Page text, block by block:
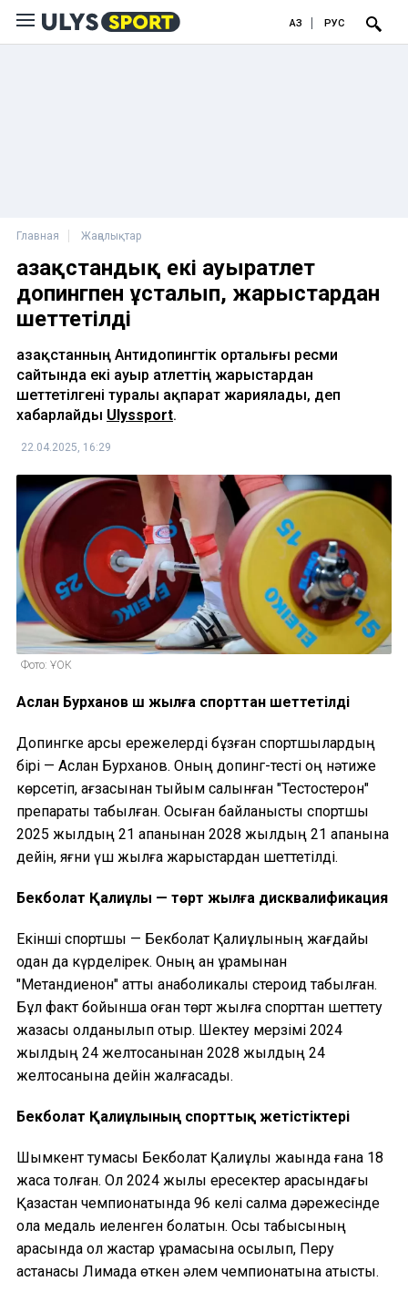
ҚАЗ РУС
Главная Жаңалықтар
Қазақстандық екі ауыратлет
допингпен ұсталып, жарыстардан
шеттетілді
Қазақстанның Антидопингтік орталығы ресми
сайтында екі ауыр атлеттің жарыстардан
шеттетілгені туралы ақпарат жариялады, деп
хабарлайды Ulyssport.
22.04.2025, 16:29
Фото: ҰОК
Аслан Бурханов үш жылға спорттан шеттетілді
Допингке қарсы ережелерді бұзған спортшылардың
бірі — Аслан Бурханов. Оның допинг-тесті оң нәтиже
көрсетіп, ағзасынан тыйым салынған "Тестостерон"
препараты табылған. Осыған байланысты спортшы
2025 жылдың 21 ақпанынан 2028 жылдың 21 ақпанына
дейін, яғни үш жылға жарыстардан шеттетілді.
Бекболат Қалиұлы — төрт жылға дисквалификация
Екінші спортшы — Бекболат Қалиұлының жағдайы
одан да күрделірек. Оның қан құрамынан
"Метандиенон" атты анаболикалық стероид табылған.
Бұл факт бойынша оған төрт жылға спорттан шеттету
жазасы қолданылып отыр. Шектеу мерзімі 2024
жылдың 24 желтоқсанынан 2028 жылдың 24
желтоқсанына дейін жалғасады.
Бекболат Қалиұлының спорттық жетістіктері
Шымкент тумасы Бекболат Қалиұлы жақында ғана 18
жасқа толған. Ол 2024 жылы ересектер арасындағы
Қазақстан чемпионатында 96 келі салмақ дәрежесінде
қола медаль иеленген болатын. Осы табысының
арқасында ол жастар құрамасына қосылып, Перу
астанасы Лимада өткен әлем чемпионатына қатысты.